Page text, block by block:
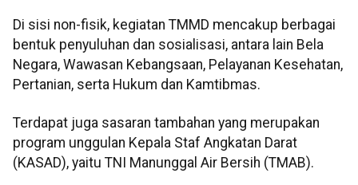
Di sisi non-fisik, kegiatan TMMD mencakup berbagai
bentuk penyuluhan dan sosialisasi, antara lain Bela
Negara, Wawasan Kebangsaan, Pelayanan Kesehatan,
Pertanian, serta Hukum dan Kamtibmas.
Terdapat juga sasaran tambahan yang merupakan
program unggulan Kepala Staf Angkatan Darat
(KASAD), yaitu TNI Manunggal Air Bersih (TMAB).